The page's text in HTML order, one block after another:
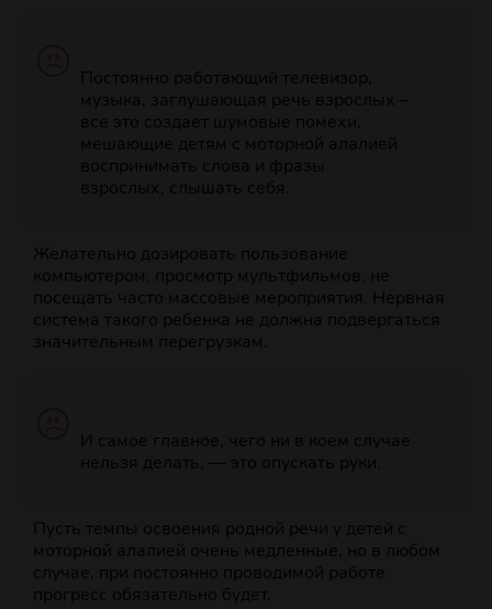
Постоянно работающий телевизор,
музыка, заглушающая речь взрослых –
все это создает шумовые помехи,
мешающие детям с моторной алалией
воспринимать слова и фразы
взрослых, слышать себя.
Желательно дозировать пользование
компьютером, просмотр мультфильмов, не
посещать часто массовые мероприятия. Нервная
система такого ребенка не должна подвергаться
значительным перегрузкам.
И самое главное, чего ни в коем случае
нельзя делать, — это опускать руки.
Пусть темпы освоения родной речи у детей с
моторной алалией очень медленные, но в любом
случае, при постоянно проводимой работе
прогресс обязательно будет.